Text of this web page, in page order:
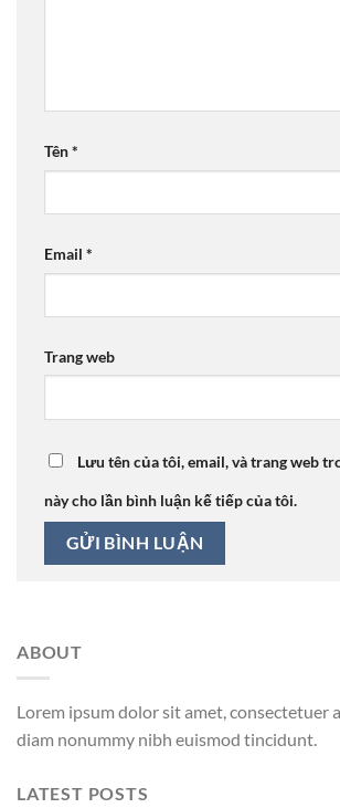
Tên*
Email *
Trang web
Lưu tên của tôi, email, và trang web
này cho lần bình luận kế tiếp của tôi.
ABOUT
Lorem ipsum dolor sit amet, consectetuer
diam nonummy nibh euismod tincidunt.
LATEST POSTS